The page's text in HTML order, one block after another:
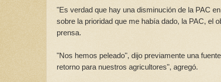
"Es verdad que hay una disminución de la PAC
sobre la prioridad que me había dado, la PAC, el
prensa.
"Nos hemos peleado", dijo previamente una
retorno para nuestros agricultores", agregó.